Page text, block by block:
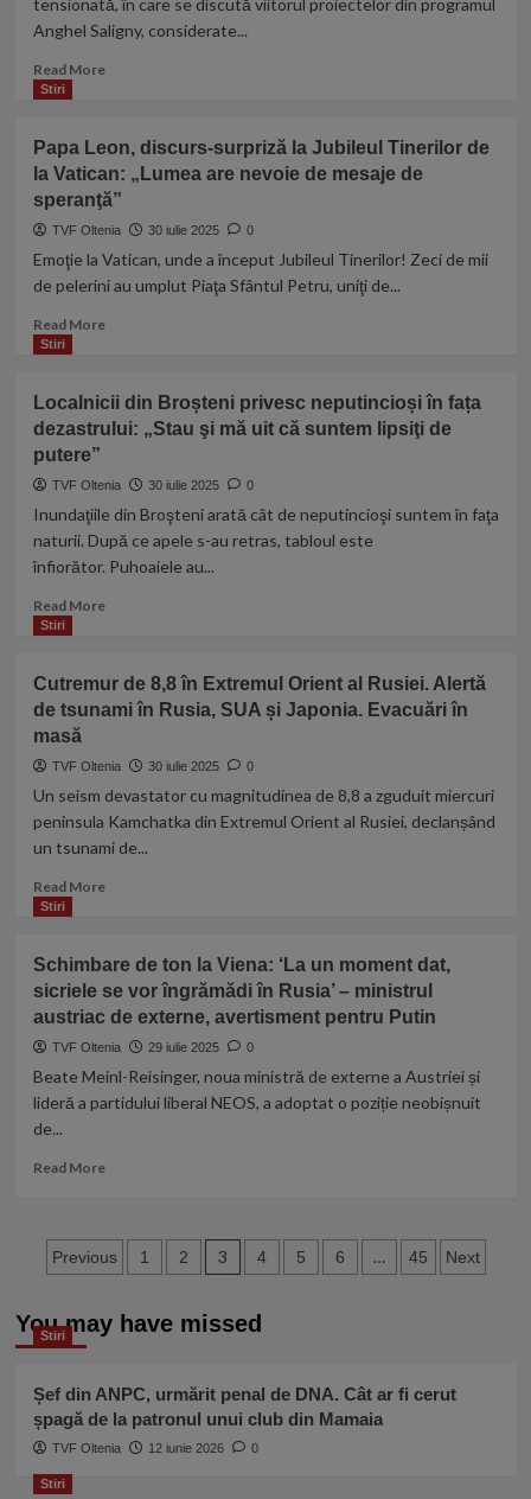
crizei”
date
peste
al
noului
şi
SUA
tensionată, în care se discută viitorul proiectelor din programul
Anghel Saligny, considerate...
Read MoreRead
de
coaliție
azi,
după
pe
Anghel
și
pachetul
măsuri
Stiri
Papa Leon, discurs-surpriză la Jubileul Tinerilor de
la Vatican: „Lumea are nevoie de mesaje de
speranţă”
TVF Oltenia 30 iulie 2025 0
Emoţie la Vatican, unde a început Jubileul Tinerilor! Zeci de mii
de pelerini au umplut Piaţa Sfântul Petru, uniţi de...
Read MoreRead
Leon,
discurs-
la
Tinerilor
de
la
„Lumea
de
mesaje
Stiri
Localnicii din Broșteni privesc neputincioși în fața
dezastrului: „Stau şi mă uit că suntem lipsiţi de
putere”
TVF Oltenia 30 iulie 2025 0
Inundaţiile din Broşteni arată cât de neputincioşi suntem în faţa
naturii. După ce apele s-au retras, tabloul este
înfiorător. Puhoaiele au...
Read MoreRead
din
Broșteni
neputincioși
fața
dezastrului:
„Stau
mă
suntem
lipsiţi
de
Stiri
Cutremur de 8,8 în Extremul Orient al Rusiei. Alertă
de tsunami în Rusia, SUA și Japonia. Evacuări în
masă
TVF Oltenia 30 iulie 2025 0
Un seism devastator cu magnitudinea de 8,8 a zguduit miercuri
peninsula Kamchatka din Extremul Orient al Rusiei, declanșând
un tsunami de...
Read MoreRead
de
8,8
în
Extremul
al
Rusiei.
tsunami
SUA
și
Evacuări
în
Stiri
Schimbare de ton la Viena: ‘La un moment dat,
sicriele se vor îngrămădi în Rusia’ – ministrul
austriac de externe, avertisment pentru Putin
TVF Oltenia 29 iulie 2025 0
Beate Meinl-Reisinger, noua ministră de externe a Austriei și
lideră a partidului liberal NEOS, a adoptat o poziție neobișnuit
de...
Read MoreRead
de
ton
Viena:
moment
dat,
sicriele
se
Paginație
Previous 1 2 3 4 5 6 … 45 Next
You may have missed
Stiri
Șef din ANPC, urmărit penal de DNA. Cât ar fi cerut
șpagă de la patronul unui club din Mamaia
TVF Oltenia 12 iunie 2026 0
Stiri